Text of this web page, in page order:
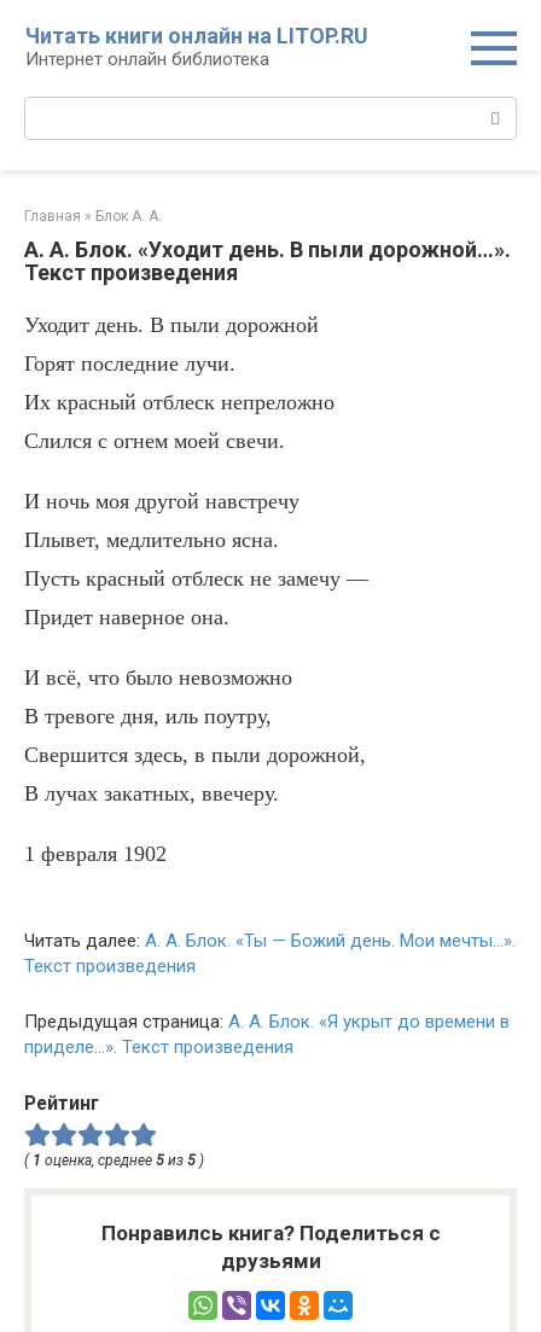
контенту
Читать книги онлайн на LITOP.RU
Интернет онлайн библиотека
Главная » Блок А. А.
А. А. Блок. «Уходит день. В пыли дорожной…».
Текст произведения
Уходит день. В пыли дорожной
Горят последние лучи.
Их красный отблеск непреложно
Слился с огнем моей свечи.
И ночь моя другой навстречу
Плывет, медлительно ясна.
Пусть красный отблеск не замечу —
Придет наверное она.
И всё, что было невозможно
В тревоге дня, иль поутру,
Свершится здесь, в пыли дорожной,
В лучах закатных, ввечеру.
1 февраля 1902
Читать далее: А. А. Блок. «Ты — Божий день. Мои мечты…».
Текст произведения
Предыдущая страница: А. А. Блок. «Я укрыт до времени в
приделе…». Текст произведения
Рейтинг
( 1 оценка, среднее 5 из 5 )
Понравилсь книга? Поделиться с
друзьями